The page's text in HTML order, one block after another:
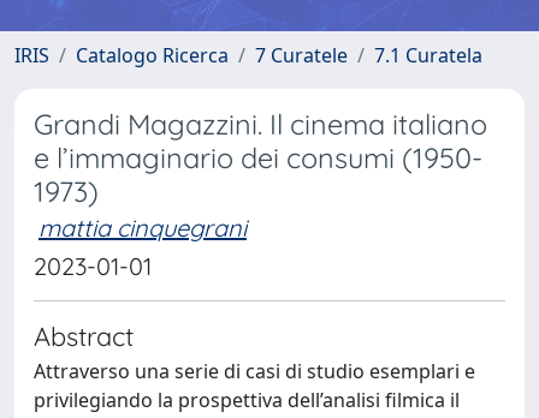
IRIS Catalogo Ricerca 7 Curatele 7.1 Curatela
Grandi Magazzini. Il cinema italiano
e l’immaginario dei consumi (1950-
1973)
mattia cinquegrani
2023-01-01
Abstract
Attraverso una serie di casi di studio esemplari e
privilegiando la prospettiva dell’analisi filmica il